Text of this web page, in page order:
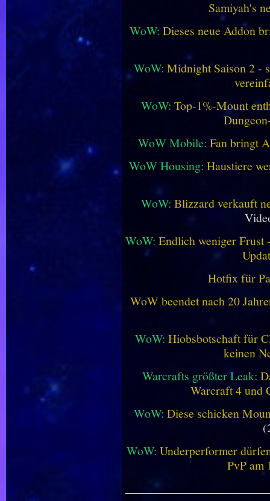
Samiyah's
WoW: Dieses neue Addon
WoW: Midnight Saison 2 -
WoW: Top-1%-Mount
WoW Mobile: Fan bringt
WoW Housing: Haustiere
WoW: Blizzard verkauft
WoW: Endlich weniger
Hotfix für
WoW beendet nach 20
WoW: Hiobsbotschaft für
keinen
Warcrafts größter Leak:
Warcraft 4 und
WoW: Diese schicken
WoW: Underperformer
PvP am